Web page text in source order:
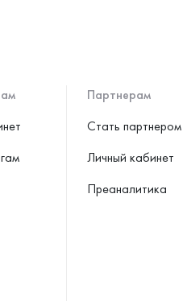
Партнерам
Стать партнером
Личный кабинет
Преаналитика